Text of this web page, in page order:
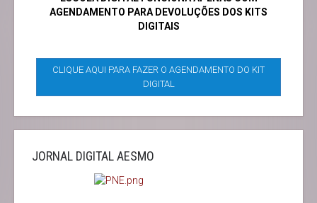
AGENDAMENTO PARA DEVOLUÇÕES DOS KITS
DIGITAIS
CLIQUE AQUI PARA FAZER O AGENDAMENTO DO KIT
DIGITAL
JORNAL DIGITAL AESMO